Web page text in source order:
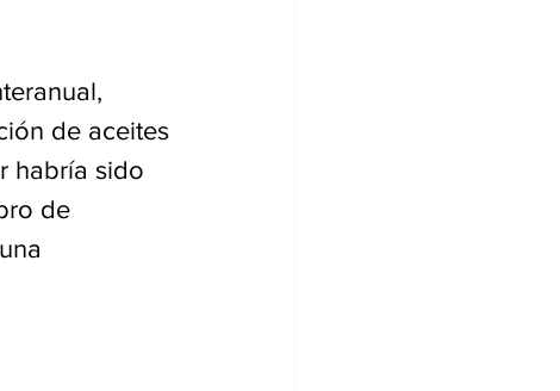
de aceites
habría sido
de